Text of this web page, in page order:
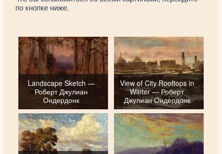
по кнопке ниже.
Landscape Sketch —
Роберт Джулиан
Ондердонк
View of City Rooftops in
Winter — Роберт
Джулиан Ондердонк